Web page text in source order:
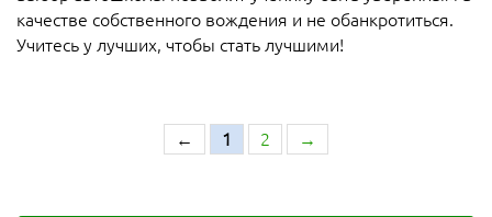
качестве собственного вождения и не обанкротиться.
Учитесь у лучших, чтобы стать лучшими!
← 1 2 →